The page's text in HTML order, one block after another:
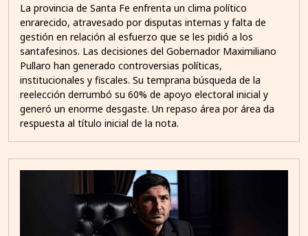
La provincia de Santa Fe enfrenta un clima político
enrarecido, atravesado por disputas internas y falta de
gestión en relación al esfuerzo que se les pidió a los
santafesinos. Las decisiones del Gobernador Maximiliano
Pullaro han generado controversias políticas,
institucionales y fiscales. Su temprana búsqueda de la
reelección derrumbó su 60% de apoyo electoral inicial y
generó un enorme desgaste. Un repaso área por área da
respuesta al título inicial de la nota.